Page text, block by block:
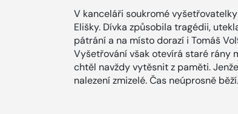
V kanceláři soukromé
Elišky. Dívka způsobila tragédii,
pátrání a na místo dorazí i Tomáš
Vyšetřování však otevírá staré rány
chtěl navždy vytěsnit z paměti.
nalezení zmizelé. Čas neúprosně běží.